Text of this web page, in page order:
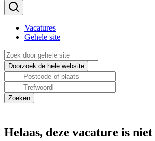
Vacatures
Gehele site
Helaas, deze vacature is